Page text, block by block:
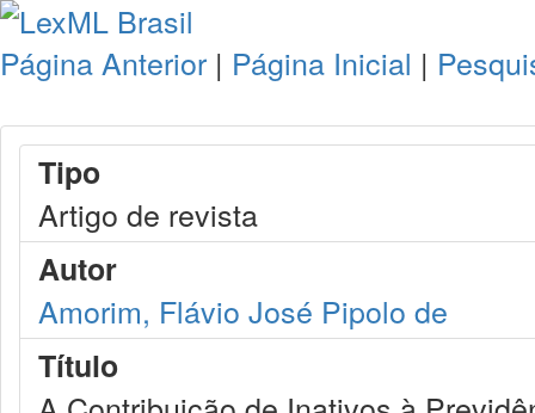
Página Anterior | Página Inicial |
Tipo
Artigo de revista
Autor
Amorim, Flávio José Pipolo de
Título